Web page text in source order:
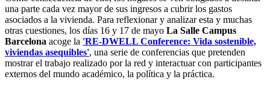
una parte cada vez mayor de sus ingresos a cubrir los gastos
asociados a la vivienda. Para reflexionar y analizar esta y muchas
otras cuestiones, los días 16 y 17 de mayo La Salle Campus
Barcelona acoge la 'RE-DWELL Conference: Vida sostenible,
viviendas asequibles', una serie de conferencias que pretenden
mostrar el trabajo realizado por la red y interactuar con participantes
externos del mundo académico, la política y la práctica.